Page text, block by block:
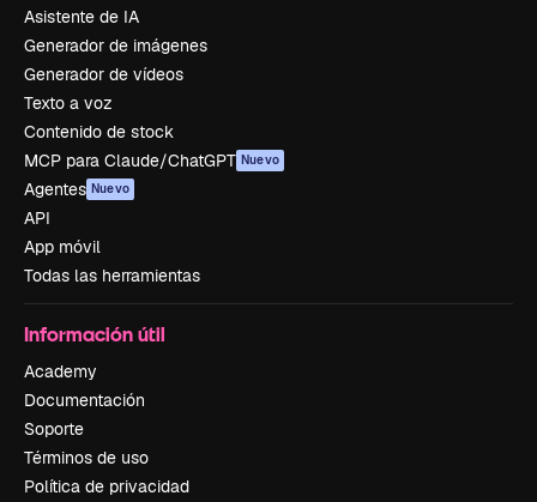
Asistente de IA
Generador de imágenes
Generador de vídeos
Texto a voz
Contenido de stock
MCP para Claude/ChatGPT Nuevo
Agentes Nuevo
API
App móvil
Todas las herramientas
Información útil
Academy
Documentación
Soporte
Términos de uso
Política de privacidad